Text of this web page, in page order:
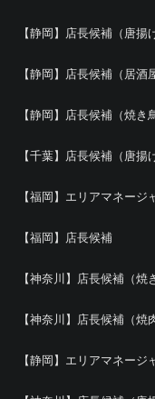
【静岡】店長候補（唐揚
【静岡】店長候補（居酒
【静岡】店長候補（焼き
【千葉】店長候補（唐揚
【福岡】エリアマネー
【福岡】店長候補
【神奈川】店長候補（焼
【神奈川】店長候補（焼
【静岡】エリアマネージ